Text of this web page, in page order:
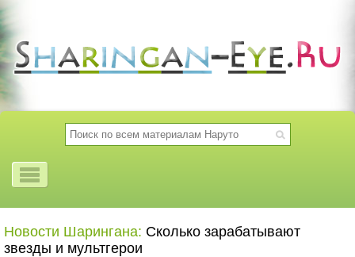
Новости Шарингана: Сколько зарабатывают
звезды и мультгерои